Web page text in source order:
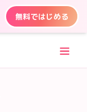
無料ではじめる